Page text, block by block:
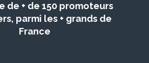
de + de 150 promoteurs
parmi les + grands de
France